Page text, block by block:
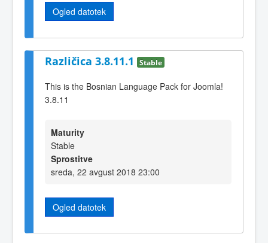
Ogled datotek
Različica 3.8.11.1 Stable
This is the Bosnian Language Pack for Joomla!
3.8.11
Maturity
Stable
Sprostitve
sreda, 22 avgust 2018 23:00
Ogled datotek